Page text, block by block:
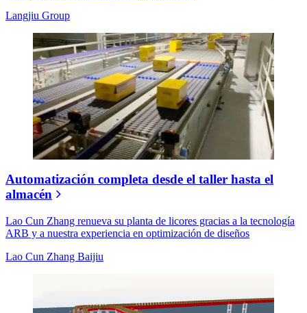
Langjiu Group
Automatización completa desde el taller hasta el
almacén
Lao Cun Zhang renueva su planta de licores gracias a la tecnología
ARB y a nuestra experiencia en optimización de diseños
Lao Cun Zhang Baijiu